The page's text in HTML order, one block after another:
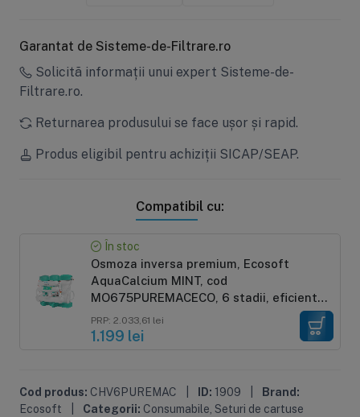
Garantat de Sisteme-de-Filtrare.ro
Solicită informații unui expert Sisteme-de-
Filtrare.ro.
Returnarea produsului se face ușor și rapid.
Produs eligibil pentru achiziții SICAP/SEAP.
Compatibil cu:
În stoc
Osmoza inversa premium, Ecosoft
AquaCalcium MINT, cod
MO675PUREMACECO, 6 stadii, eficienta
ridicata, remineralizare cu calciu
PRP: 2.033,61 lei
1.199 lei
Cod produs: CHV6PUREMAC ID: 1909
Brand:
Ecosoft
Categorii: Consumabile Seturi de cartuse